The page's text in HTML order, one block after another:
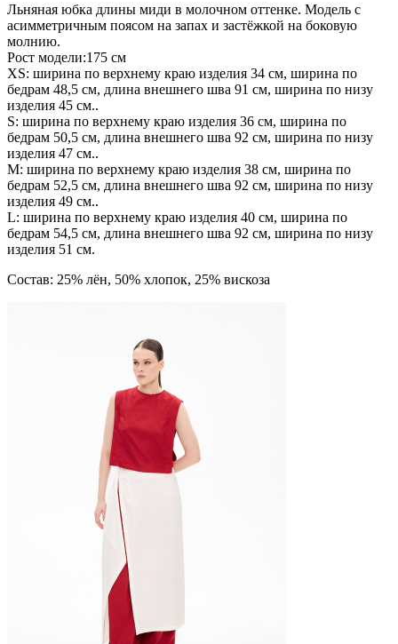
Льняная юбка длины миди в молочном оттенке. Модель с
асимметричным поясом на запах и застёжкой на боковую
молнию.
Рост модели:175 см
XS: ширина по верхнему краю изделия 34 см, ширина по
бедрам 48,5 см, длина внешнего шва 91 см, ширина по низу
изделия 45 см..
S: ширина по верхнему краю изделия 36 см, ширина по
бедрам 50,5 см, длина внешнего шва 92 см, ширина по низу
изделия 47 см..
М: ширина по верхнему краю изделия 38 см, ширина по
бедрам 52,5 см, длина внешнего шва 92 см, ширина по низу
изделия 49 см..
L: ширина по верхнему краю изделия 40 см, ширина по
бедрам 54,5 см, длина внешнего шва 92 см, ширина по низу
изделия 51 см.
Состав: 25% лён, 50% хлопок, 25% вискоза